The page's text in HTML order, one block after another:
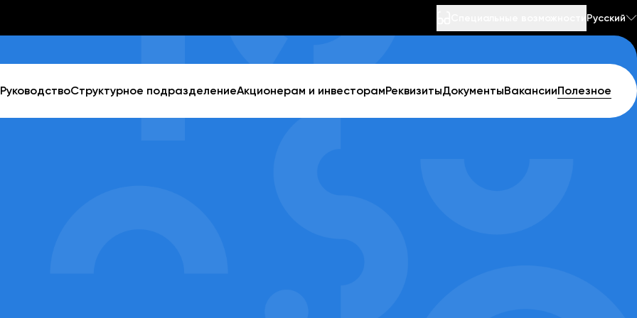
Русский
РуководствоСтруктурное подразделениеАкционерам и инвесторамРеквизитыДокументыВакансииПолезное